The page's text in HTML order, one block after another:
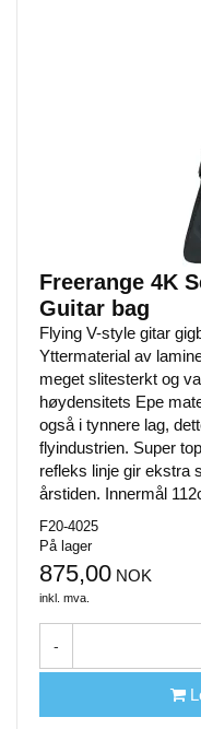
Freerange 4K
Guitar bag
Flying V-style gitar
Yttermaterial av
meget slitesterkt og
høydensitets Epe
også i tynnere lag,
flyindustrien. Super
refleks linje gir ekstra
årstiden. Innermål
F20-4025
På lager
875,00 NOK
inkl. mva.
-